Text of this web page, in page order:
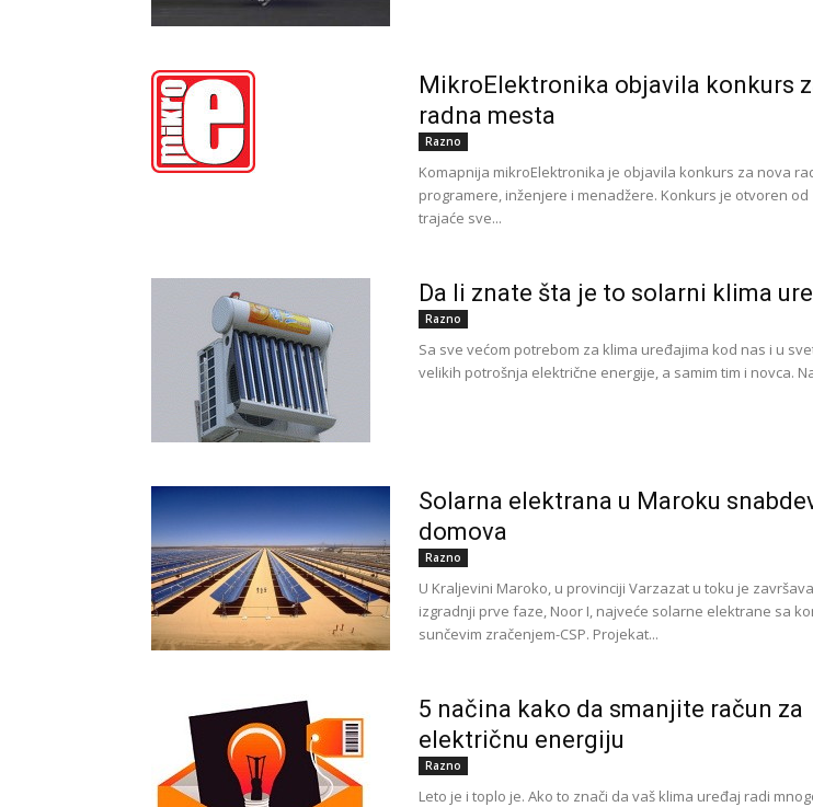
MikroElektronika objavila konkurs
radna mesta
Razno
Komapnija mikroElektronika je objavila konkurs za nova
programere, inženjere i menadžere. Konkurs je otvoren od
trajaće sve...
Da li znate šta je to solarni klima
Razno
Sa sve većom potrebom za klima uređajima kod nas i u
velikih potrošnja električne energije, a samim tim i novca.
Solarna elektrana u Maroku
domova
Razno
U Kraljevini Maroko, u provinciji Varzazat u toku je
izgradnji prve faze, Noor I, najveće solarne elektrane sa
sunčevim zračenjem-CSP. Projekat...
5 načina kako da smanjite račun za
električnu energiju
Razno
Leto je i toplo je. Ako to znači da vaš klima uređaj radi